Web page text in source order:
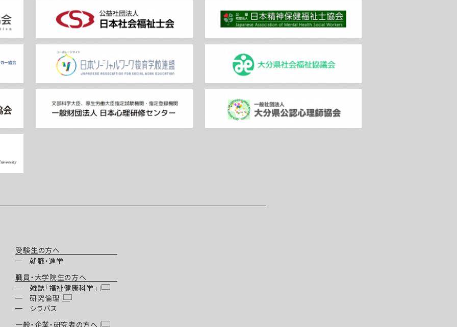
受験生の方へ
就職・進学
職員・大学院生の方へ
雑誌「福祉健康科学」
研究倫理
シラバス
一般・企業・研究者の方へ